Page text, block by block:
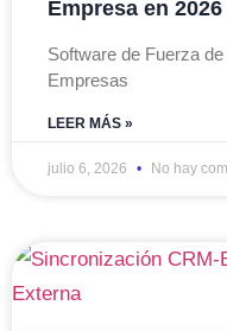
Empresa en 2026
Software de Fuerza
Empresas
LEER MÁS »
julio 6, 2026 No hay